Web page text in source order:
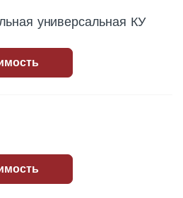
универсальная КУ